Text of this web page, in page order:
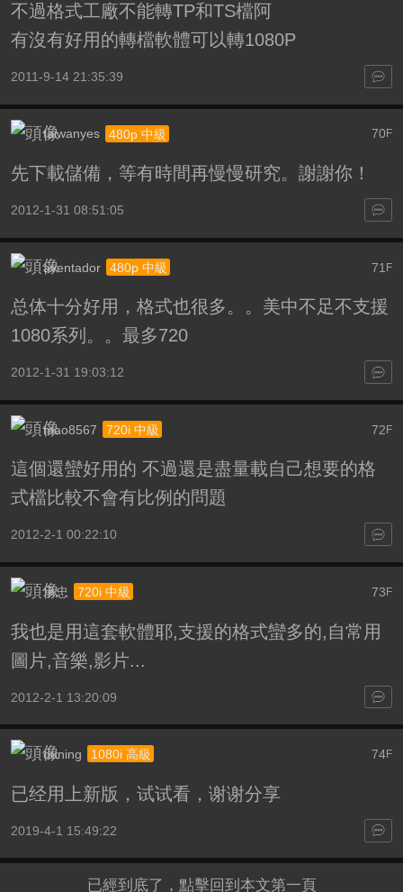
不過格式工廠不能轉TP和TS檔阿
有沒有好用的轉檔軟體可以轉1080P
2011-9-14 21:35:39
70F
taiwanyes 480p 中級
先下載儲備，等有時間再慢慢研究。謝謝你！
2012-1-31 08:51:05
71 F
aventador 480p 中級
总体十分好用，格式也很多。。美中不足不支援
1080系列。。最多720
2012-1-31 19:03:12
72F
mao8567 720i 中級
這個還蠻好用的 不過還是盡量載自己想要的格
式檔比較不會有比例的問題
2012-2-1 00:22:10
73F
承忠 720i 中級
我也是用這套軟體耶,支援的格式蠻多的,自常用
圖片,音樂,影片...
2012-2-1 13:20:09
74F
duning 1080i 高級
已经用上新版，试试看，谢谢分享
2019-4-1 15:49:22
已經到底了，點擊回到本文第一頁